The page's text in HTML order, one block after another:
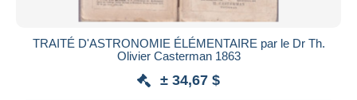
TRAITÉ D'ASTRONOMIE ÉLÉMENTAIRE par le Dr Th.
Olivier Casterman 1863
± 34,67 $